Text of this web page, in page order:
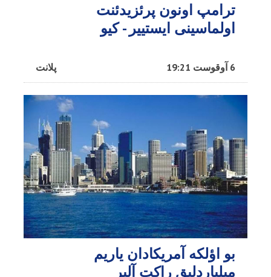
ترامپ اونون پرئزیدئنت
اولماسینی ایستییر - کیو
پلانت 6 آوقوست 19:21
بو اؤلکه آمریکادان یاریم
میلیاردلیق راکت آلیر